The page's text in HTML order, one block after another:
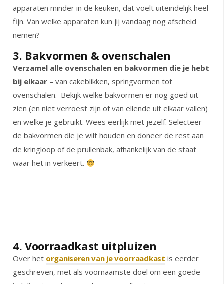
apparaten minder in de keuken, dat voelt uiteindelijk heel
fijn. Van welke apparaten kun jij vandaag nog afscheid
nemen?
3. Bakvormen & ovenschalen
Verzamel alle ovenschalen en bakvormen die je hebt
bij elkaar – van cakeblikken, springvormen tot
ovenschalen. Bekijk welke bakvormen er nog goed uit
zien (en niet verroest zijn of van ellende uit elkaar vallen)
en welke je gebruikt. Wees eerlijk met jezelf. Selecteer
de bakvormen die je wilt houden en doneer de rest aan
de kringloop of de prullenbak, afhankelijk van de staat
waar het in verkeert.
4. Voorraadkast uitpluizen
Over het organiseren van je voorraadkast is eerder
geschreven, met als voornaamste doel om een goede